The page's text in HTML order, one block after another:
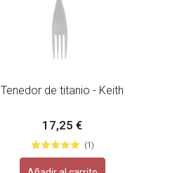
Tenedor de titanio - Keith
17,25 €
(1)